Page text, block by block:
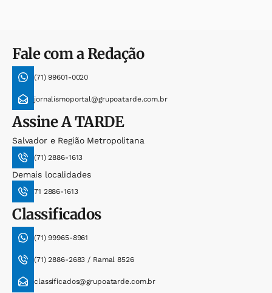
Fale com a Redação
(71) 99601-0020
jornalismoportal@grupoatarde.com.br
AssineA TARDE
Salvador e Região Metropolitana
(71) 2886-1613
Demais localidades
71 2886-1613
Classificados
(71) 99965-8961
(71) 2886-2683 / Ramal 8526
classificados@grupoatarde.com.br